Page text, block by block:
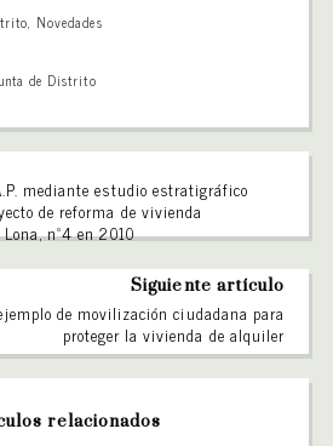
, Novedades
de Distrito
mediante estudio estratigráfico
de reforma de vivienda
nº4 en 2010
Siguiente artículo
de movilización ciudadana para
proteger la vivienda de alquiler
relacionados